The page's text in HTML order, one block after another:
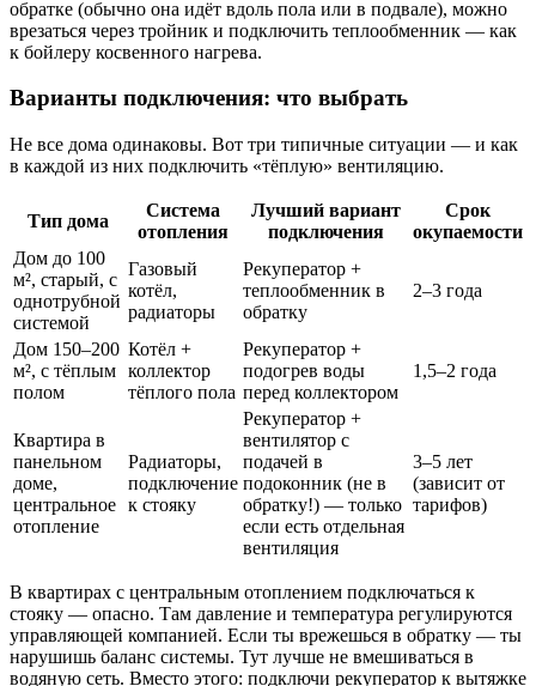
обратке (обычно она идёт вдоль пола или в подвале), можно
врезаться через тройник и подключить теплообменник — как
к бойлеру косвенного нагрева.
Варианты подключения: что выбрать
Не все дома одинаковы. Вот три типичные ситуации — и как
в каждой из них подключить «тёплую» вентиляцию.
Тип дома
Система
отопления
Лучший вариант
подключения
Срок
окупаемости
Дом до 100
м², старый, с
однотрубной
системой
Газовый
котёл,
радиаторы
Рекуператор +
теплообменник в
обратку
2–3 года
Дом 150–200
м², с тёплым
полом
Котёл +
коллектор
тёплого пола
Рекуператор +
подогрев воды
перед коллектором
1,5–2 года
Квартира в
панельном
доме,
центральное
отопление
Радиаторы,
подключение
к стояку
Рекуператор +
вентилятор с
подачей в
подоконник (не в
обратку!) — только
если есть отдельная
вентиляция
3–5 лет
(зависит от
тарифов)
В квартирах с центральным отоплением подключаться к
стояку — опасно. Там давление и температура регулируются
управляющей компанией. Если ты врежешься в обратку — ты
нарушишь баланс системы. Тут лучше не вмешиваться в
водяную сеть. Вместо этого: подключи рекуператор к вытяжке